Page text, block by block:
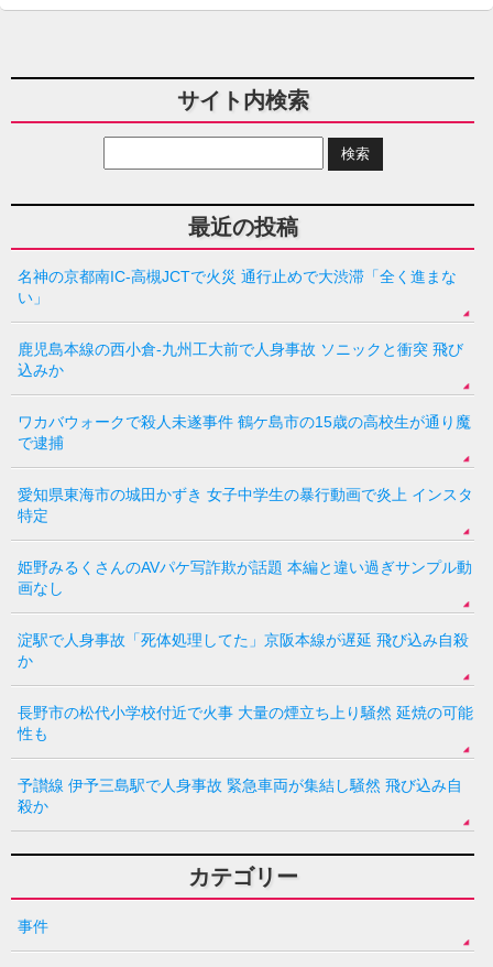
サイト内検索
最近の投稿
名神の京都南IC-高槻JCTで火災 通行止めで大渋滞「全く進まな
い」
鹿児島本線の西小倉-九州工大前で人身事故 ソニックと衝突 飛び
込みか
ワカバウォークで殺人未遂事件 鶴ケ島市の15歳の高校生が通り魔
で逮捕
愛知県東海市の城田かずき 女子中学生の暴行動画で炎上 インスタ
特定
姫野みるくさんのAVパケ写詐欺が話題 本編と違い過ぎサンプル動
画なし
淀駅で人身事故「死体処理してた」京阪本線が遅延 飛び込み自殺
か
長野市の松代小学校付近で火事 大量の煙立ち上り騒然 延焼の可能
性も
予讃線 伊予三島駅で人身事故 緊急車両が集結し騒然 飛び込み自
殺か
カテゴリー
事件